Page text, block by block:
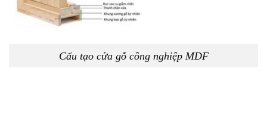
Cấu tạo cửa gỗ công nghiệp MDF